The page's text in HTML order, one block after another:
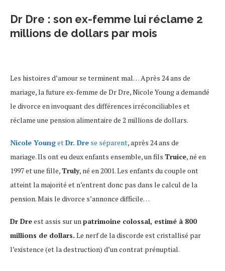
Dr Dre : son ex-femme lui réclame 2
millions de dollars par mois
Les histoires d’amour se terminent mal… Après 24 ans de
mariage, la future ex-femme de Dr Dre, Nicole Young a demandé
le divorce en invoquant des différences irréconciliables et
réclame une pension alimentaire de 2 millions de dollars.
Nicole YoungetDr. Dre se séparent, après 24 ans de
mariage. Ils ont eu deux enfants ensemble, un fils Truice, né en
1997 et une fille,Truly, né en 2001. Les enfants du couple ont
atteint la majorité et n’entrent donc pas dans le calcul de la
pension. Mais le divorce s’annonce difficile…
Dr Dreest assis sur unpatrimoine colossal, estimé à 800
millions de dollars. Le nerf de la discorde est cristallisé par
l’existence (et la destruction) d’un contrat prénuptial.